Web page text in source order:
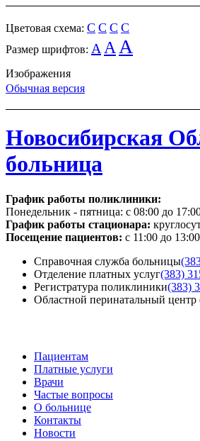
Цветовая схема: C C C C
Размер шрифтов: A A A
Изображения
Обычная версия
Новосибирская
больница
График работы поликлиники:
Понедельник - пятница: с 08:00 до
График работы стационара:
Посещение пациентов: с 11:00 до
Справочная служба больницы
Отделение платных услуг(383)
Регистратура поликлиники(383)
Областной перинатальный центр
Пациентам
Платные услуги
Врачи
Частые вопросы
О больнице
Контакты
Новости